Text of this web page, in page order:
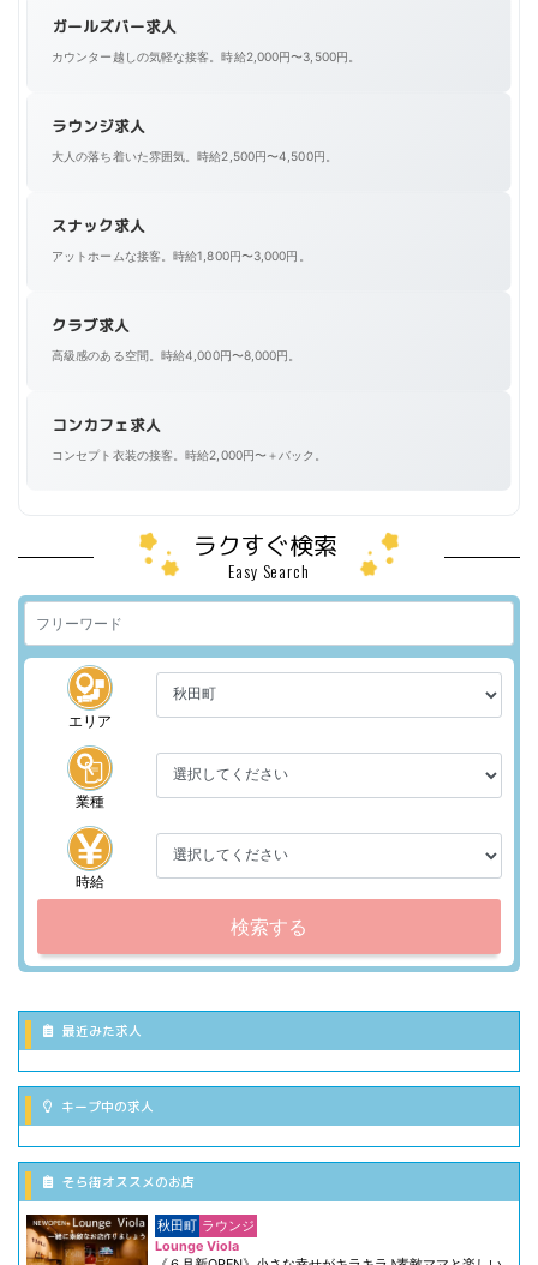
ガールズバー求人
カウンター越しの気軽な接客。時給2,000円〜3,500円。
ラウンジ求人
大人の落ち着いた雰囲気。時給2,500円〜4,500円。
スナック求人
アットホームな接客。時給1,800円〜3,000円。
クラブ求人
高級感のある空間。時給4,000円〜8,000円。
コンカフェ求人
コンセプト衣装の接客。時給2,000円〜＋バック。
ラクすぐ検索
Easy Search
エリア
業種
時給
検索する
最近みた求人
キープ中の求人
そら街オススメのお店
秋田町 ラウンジ
Lounge Viola